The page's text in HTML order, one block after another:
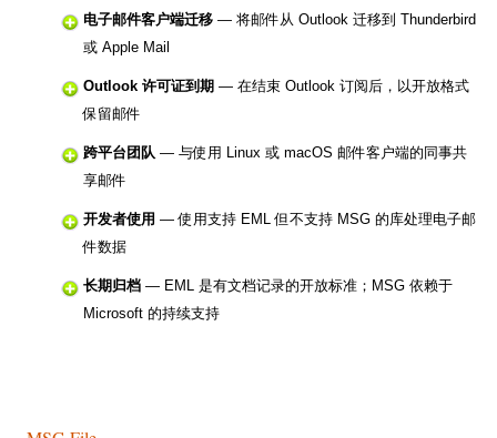
电子邮件客户端迁移 — 将邮件从 Outlook 迁移到 Thunderbird
或 Apple Mail
Outlook 许可证到期 — 在结束 Outlook 订阅后，以开放格式
保留邮件
跨平台团队 — 与使用 Linux 或 macOS 邮件客户端的同事共
享邮件
开发者使用 — 使用支持 EML 但不支持 MSG 的库处理电子邮
件数据
长期归档 — EML 是有文档记录的开放标准；MSG 依赖于
Microsoft 的持续支持